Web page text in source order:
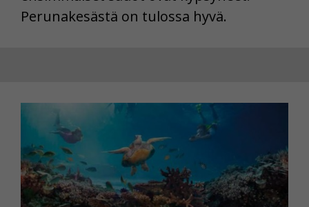
Perunakesästä on tulossa hyvä.